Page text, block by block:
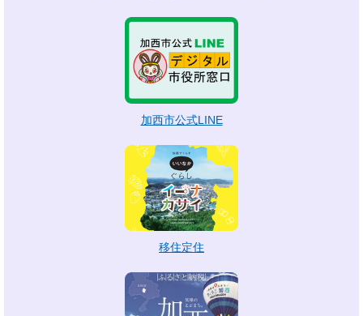
加西市公式LINE
移住定住